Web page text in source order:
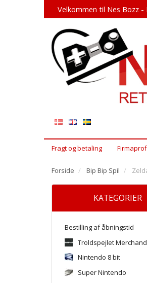
Velkommen til Nes Bozz
Fragt og betaling
Forside Bip Bip Spil
KATEGORIER
Bestilling af åbningstid
Troldspejlet
Nintendo 8 bit
Super Nintendo